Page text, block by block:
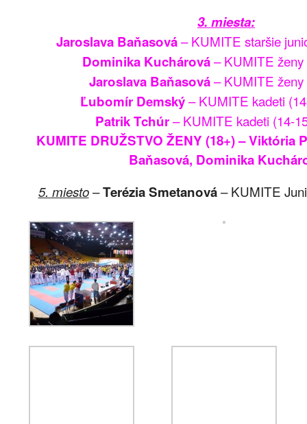
3. miesta:
Jaroslava Baňasová– KUMITE staršie
Dominika Kuchárová– KUMITE ženy
Jaroslava Baňasová– KUMITE ženy
Ľubomír Demský– KUMITE kadeti
Patrik Tchúr– KUMITE kadeti (14-
KUMITE DRUŽSTVO ŽENY (18+) – Viktória
Baňasová, Dominika
5. miesto–Terézia Smetanová– KUMITE